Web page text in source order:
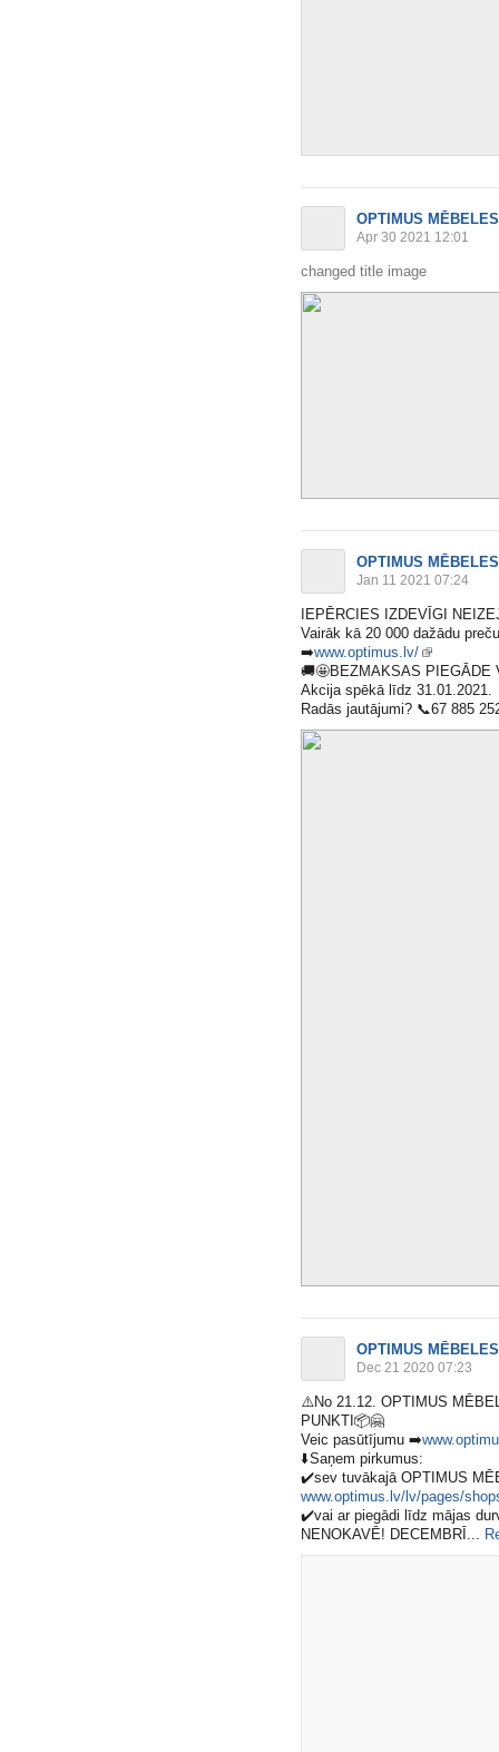
OPTIMUS MĒBELES
Apr 30 2021 12:01
changed title image
OPTIMUS MĒBELES
Jan 11 2021 07:24
IEPĒRCIES IZDEVĪGI
Vairāk kā 20 000 dažādu
➡️www.optimus.lv/
🚚🤩BEZMAKSAS PIEGĀDE
Akcija spēkā līdz 31.01.2021.
Radās jautājumi? 📞67 885
OPTIMUS MĒBELES
Dec 21 2020 07:23
⚠️No 21.12. OPTIMUS
PUNKTI 📦🤗
Veic pasūtījumu ➡️
⬇️Saņem pirkumus:
✔️sev tuvākajā OPTIMUS
www.optimus.lv/lv/pages/
✔️vai ar piegādi līdz mājas
NENOKAVĒ! DECEMBRĪ​...